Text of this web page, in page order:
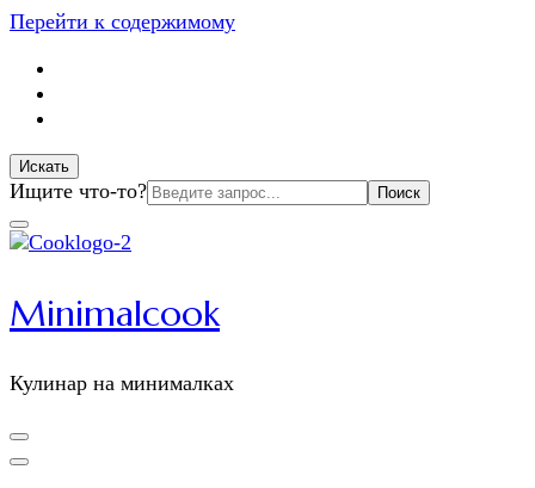
Перейти к содержимому
Искать
Искать:
Ищите что-то?
Minimalcook
Кулинар на минималках